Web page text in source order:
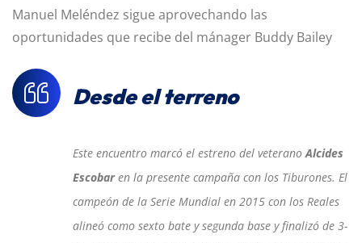
Manuel Meléndez sigue aprovechando las
oportunidades que recibe del mánager Buddy Bailey
Desde el terreno
Este encuentro marcó el estreno del veterano Alcides
Escobaren la presente campaña con los Tiburones. El
campeón de la Serie Mundial en 2015 con los Reales
alineó como sexto bate y segunda base y finalizó de 3-